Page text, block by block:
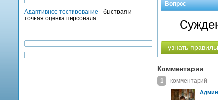
Вопрос
узнать
Комментарии
1 комментарий
Адаптивное тестирование - быстрая и
точная оценка персонала